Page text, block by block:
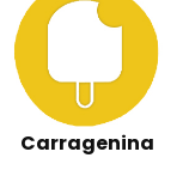
Carragenina